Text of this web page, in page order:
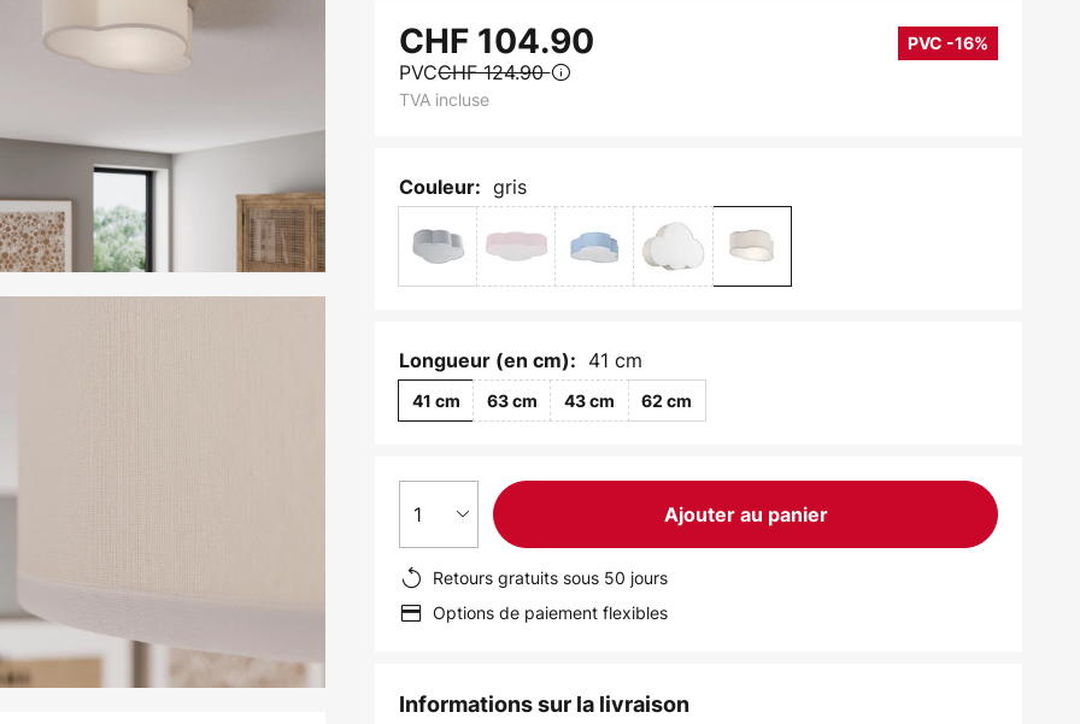
CHF 104.90 PVC -16%
PVCCHF 124.90
TVA incluse
Couleur: gris
Longueur (en cm): 41 cm
41 cm 63 cm 43 cm 62 cm
1 Ajouter au panier
Retours gratuits sous 50 jours
Options de paiement flexibles
Informations sur la livraison